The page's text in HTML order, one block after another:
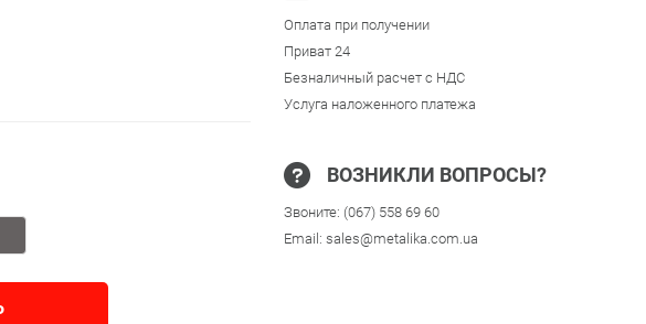
Оплата при получении
Приват 24
Безналичный расчет с НДС
Услуга наложенного платежа
ВОЗНИКЛИ ВОПРОСЫ?
Звоните: (067) 558 69 60
Email: sales@metalika.com.ua